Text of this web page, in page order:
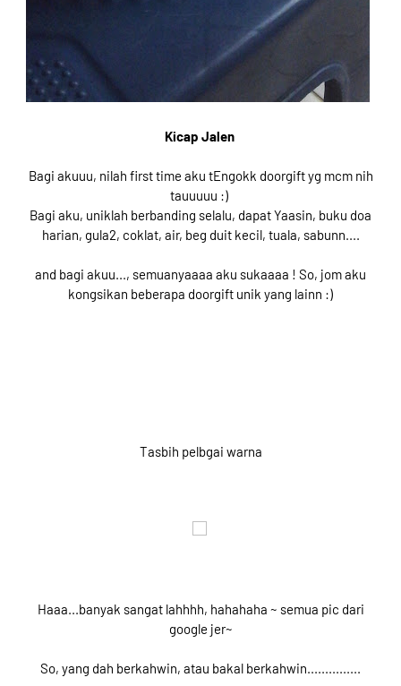
Kicap Jalen
Bagi akuuu, nilah first time aku tEngokk doorgift yg mcm nih
tauuuuu :)
Bagi aku, uniklah berbanding selalu, dapat Yaasin, buku doa
harian, gula2, coklat, air, beg duit kecil, tuala, sabunn....
and bagi akuu..., semuanyaaaa aku sukaaaa ! So, jom aku
kongsikan beberapa doorgift unik yang lainn :)
Tasbih pelbgai warna
Haaa...banyak sangat lahhhh, hahahaha ~ semua pic dari
google jer~
So, yang dah berkahwin, atau bakal berkahwin...............